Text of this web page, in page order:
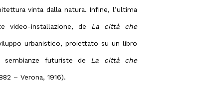
vinta dalla natura. Infine, l’ultima
video-installazione, de La città che
urbanistico, proiettato su un libro
sembianze futuriste de La città che
– Verona, 1916).